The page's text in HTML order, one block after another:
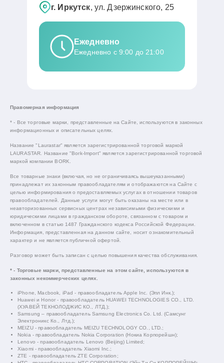
г. Иркутск, ул. Дзержинского, 25
Ежедневно
Ежедневно с 9:00 до 21:00
Правомерная информация
* - Все торговые марки, представленные на Сайте, используются в законных
информационных и описательных целях.
Название "Laurastar" является зарегистрированной торговой маркой
LAURASTAR. Название "Bork-Import" является зарегистрированной торговой
маркой компании BORK.
Все товарные знаки (включая, но не ограничиваясь вышеуказанными)
принадлежат их законным правообладателям и отображаются на Сайте с
целью информирования о предоставляемых услугах в отношении товаров
правообладателей. Данные услуги могут быть оказаны на месте или в
неавторизованных сервисных центрах независимыми физическими и
юридическими лицами в гражданском обороте, связанном с товаром и
включенном в статью 1487 Гражданского кодекса Российской Федерации.
Информация, представленная на данном сайте, носит ознакомительный
характер и не является публичной офертой.
Разговор может быть записан с целью повышения качества обслуживания.
* - Торговые марки, представленные на этом сайте, используются в
законных некоммерческих целях.
iPhone, Macbook, iPad - правообладатель Apple Inc. (Эпл Инк.);
Huawei и Honor - правообладатель HUAWEI TECHNOLOGIES CO., LTD.
(ХУАВЕЙ ТЕКНОЛОДЖИС КО., ЛТД.);
Samsung – правообладатель Samsung Electronics Co. Ltd. (Самсунг
Электроникс Ко., Лтд.);
MEIZU - правообладатель MEIZU TECHNOLOGY CO., LTD.;
Nokia - правообладатель Nokia Corporation (Нокиа Корпорейшн);
Lenovo - правообладатель Lenovo (Beijing) Limited;
Xiaomi - правообладатель Xiaomi Inc.;
ZTE - правообладатель ZTE Corporation;